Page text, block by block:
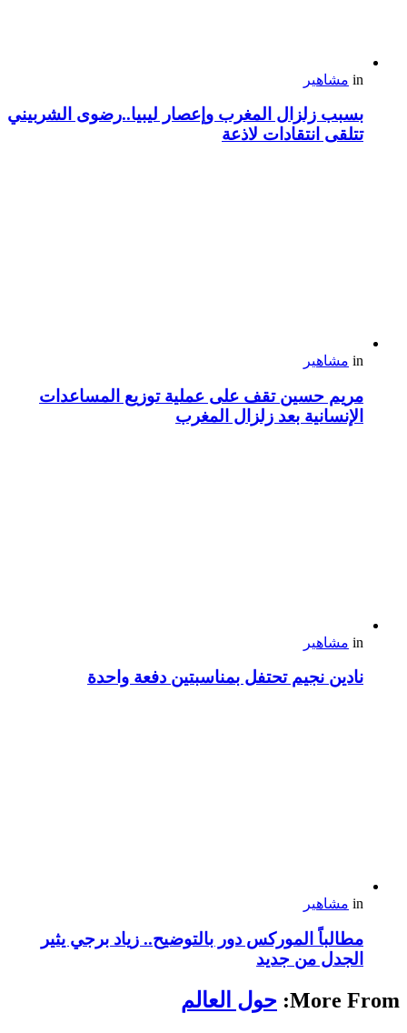
in مشاهير
بسبب زلزال المغرب وإعصار ليبيا..رضوى الشربيني
تتلقى انتقادات لاذعة
in مشاهير
مريم حسين تقف على عملية توزيع المساعدات
الإنسانية بعد زلزال المغرب
in مشاهير
نادين نجيم تحتفل بمناسبتين دفعة واحدة
in مشاهير
مطالباً الموركس دور بالتوضيح.. زياد برجي يثير
الجدل من جديد
More From: حول العالم